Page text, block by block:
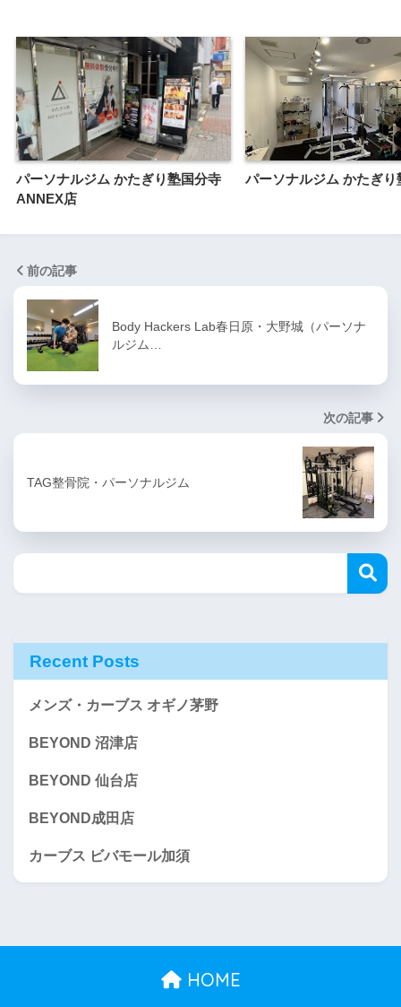
パーソナルジム かたぎり塾国分寺
ANNEX店
パーソナルジム かたぎり
前の記事
Body Hackers Lab春日原・大野城（パーソナ
ルジム…
次の記事
TAG整骨院・パーソナルジム
Recent Posts
メンズ・カーブス オギノ茅野
BEYOND 沼津店
BEYOND 仙台店
BEYOND成田店
カーブス ビバモール加須
HOME